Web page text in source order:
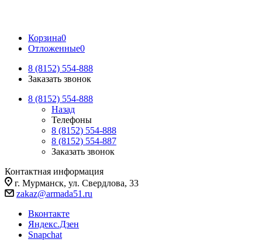
Корзина0
Отложенные0
8 (8152) 554-888
Заказать звонок
8 (8152) 554-888
Назад
Телефоны
8 (8152) 554-888
8 (8152) 554-887
Заказать звонок
Контактная информация
г. Мурманск, ул. Свердлова, 33
zakaz@armada51.ru
Вконтакте
Яндекс.Дзен
Snapchat